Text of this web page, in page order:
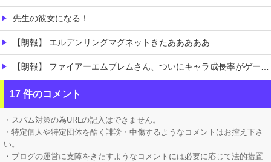
先生の彼女になる！
【朗報】 エルデンリングマグネットきたあああああ
【朗報】 ファイアーエムブレムさん、ついにキャラ成長率がゲーム内で見れるようになる
Switch2版『モンハンワイルズ』の動作環境が判明！
【ガークリ】 正統派だけど、デッッッカって感じの水着のマネ、ラファエ口、セッシュウへの反応！！！
17 件のコメント
・スパム対策の為URLの記入はできません。
・特定個人や特定団体を酷く誹謗・中傷するようなコメントはお控え下さ
い。
・ブログの運営に支障をきたすようなコメントには必要に応じて法的措置